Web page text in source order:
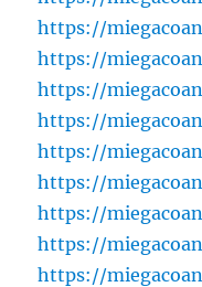
https://
https://
https://
https://
https://
https://
https://
https://
https://